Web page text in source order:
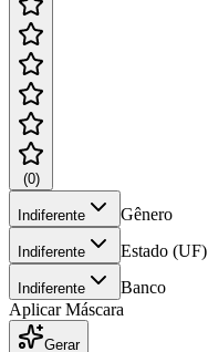
(0)
Indiferente Gênero
Indiferente Estado (UF)
Indiferente
Banco
Aplicar Máscara
Gerar